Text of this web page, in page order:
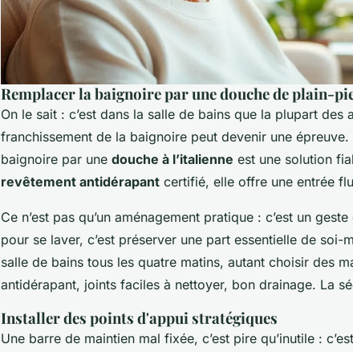
Remplacer la baignoire par une douche de plain-
On le sait : c’est dans la salle de bains que la plupart des
franchissement de la baignoire peut devenir une épreuve.
baignoire par une douche à l’italienne est une solution
revêtement antidérapant certifié, elle offre une entrée
Ce n’est pas qu’un aménagement pratique : c’est un
pour se laver, c’est préserver une part essentielle de soi-
salle de bains tous les quatre matins, autant choisir des
antidérapant, joints faciles à nettoyer, bon drainage. La
Installer des points d'appui stratégiques
Une barre de maintien mal fixée, c’est pire qu’inutile :